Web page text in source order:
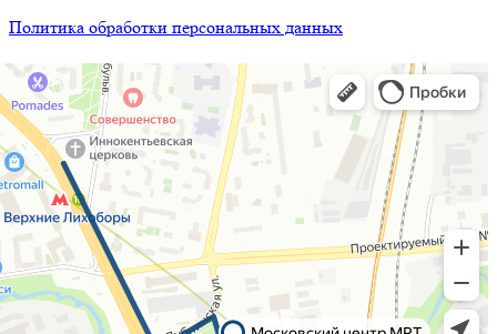
Политика обработки персональных данных